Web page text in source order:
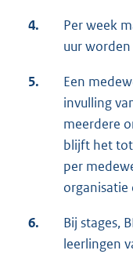
4.
Per week
uur
5.
Een
invulling
meerdere
blijft het
per
6.
Bij stages,
leerlingen